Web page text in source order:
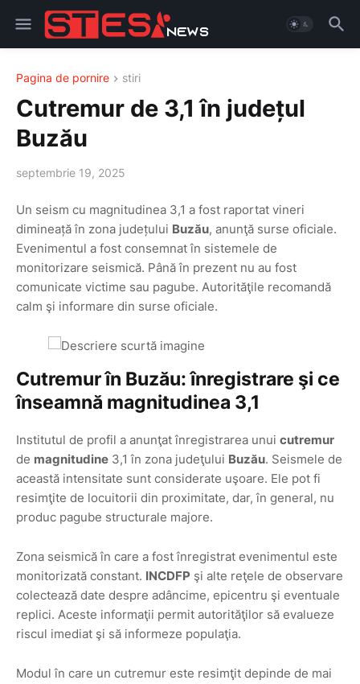
Pagina de pornire stiri
Cutremur de 3,1 în județul
Buzău
septembrie 19, 2025
Un seism cu magnitudinea 3,1 a fost raportat vineri
dimineață în zona județului Buzău, anunţă surse oficiale.
Evenimentul a fost consemnat în sistemele de
monitorizare seismică. Până în prezent nu au fost
comunicate victime sau pagube. Autorităţile recomandă
calm şi informare din surse oficiale.
Cutremur în Buzău: înregistrare şi ce
înseamnă magnitudinea 3,1
Institutul de profil a anunţat înregistrarea unui cutremur
de magnitudine 3,1 în zona judeţului Buzău. Seismele de
această intensitate sunt considerate uşoare. Ele pot fi
resimţite de locuitorii din proximitate, dar, în general, nu
produc pagube structurale majore.
Zona seismică în care a fost înregistrat evenimentul este
monitorizată constant. INCDFP şi alte reţele de observare
colectează date despre adâncime, epicentru şi eventuale
replici. Aceste informaţii permit autorităţilor să evalueze
riscul imediat şi să informeze populaţia.
Modul în care un cutremur este resimţit depinde de mai